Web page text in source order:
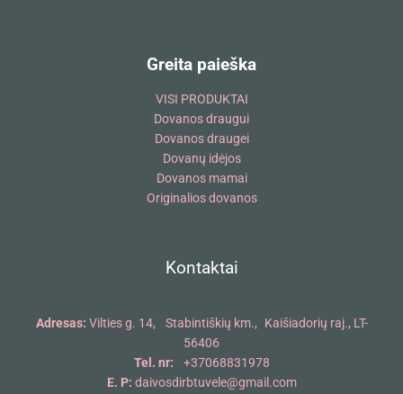
Greita paieška
VISI PRODUKTAI
Dovanos draugui
Dovanos draugei
Dovanų idėjos
Dovanos mamai
Originalios dovanos
Kontaktai
Adresas: Vilties g. 14, Stabintiškių km., Kaišiadorių raj., LT-
56406
Tel. nr:
+37068831978
E. P: daivosdirbtuvele@gmail.com